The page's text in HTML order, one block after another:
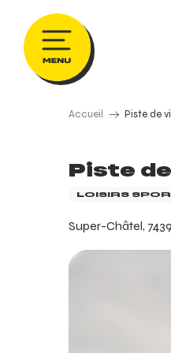
contenu
principal
Accueil Piste de
Piste
LOISIRS
Super-Châtel,